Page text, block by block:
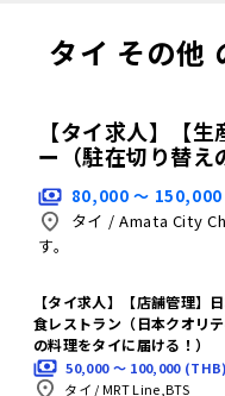
タイ その他
【タイ求人】【
ー（駐在切り替え
80,000 〜
タイ / Amata City
す。
【タイ求人】【店舗管理】
食レストラン（日本クオリテ
の料理をタイに届ける！）
50,000 〜 100,000 (THB)
タイ /MRT Line,BTS